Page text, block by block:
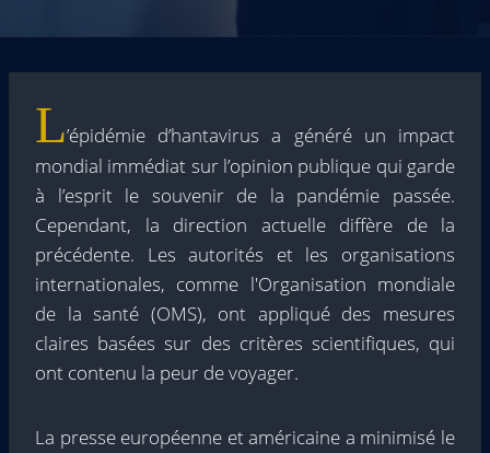
L’épidémie d’hantavirus a généré un impact
mondial immédiat sur l’opinion publique qui garde
à l’esprit le souvenir de la pandémie passée.
Cependant, la direction actuelle diffère de la
précédente. Les autorités et les organisations
internationales, comme l'Organisation mondiale
de la santé (OMS), ont appliqué des mesures
claires basées sur des critères scientifiques, qui
ont contenu la peur de voyager.
La presse européenne et américaine a minimisé le